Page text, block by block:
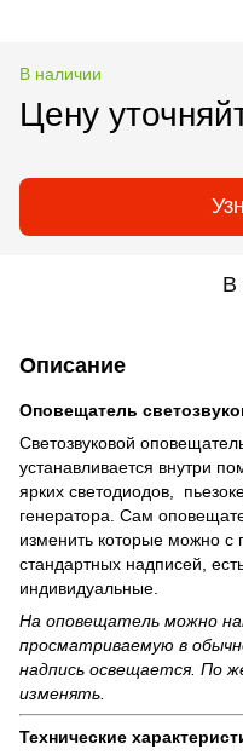
В наличии
Цену
В
Описание
Оповещатель
Светозвуковой
устанавливается внутри
ярких светодиодов,
генератора. Сам
изменить которые можно
стандартных надписей,
индивидуальные.
На оповещатель можно
просматриваемую в
надпись освещается. По
изменять.
Технические